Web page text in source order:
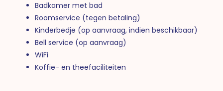
Badkamer met bad
Roomservice (tegen betaling)
Kinderbedje (op aanvraag, indien beschikbaar)
Bell service (op aanvraag)
WiFi
Koffie- en theefaciliteiten